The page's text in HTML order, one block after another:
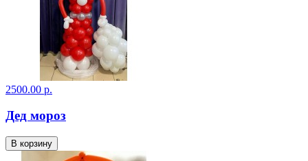
2500.00 р.
Дед мороз
В корзину